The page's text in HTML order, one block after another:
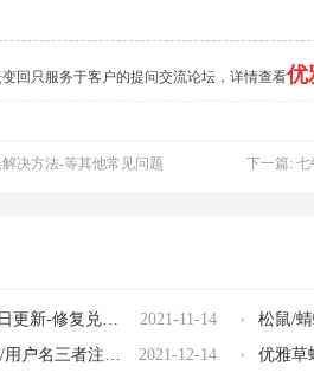
回只服务于客户的提问交流论坛，详情查看优
决方法-等其他常见问题 下一篇: 七
2021-11-14
蜻蜓Q系统v2.7.0版本2021年11月14日更新-修复兑换点卡余额问题新增开通vip支持余额支付
2021-12-14
蜻蜓Q系统php版本关于验证码/邮箱/用户名三者注册机制对应开启或关闭代码需要修改的部分以及如何自由切换 1，开启...